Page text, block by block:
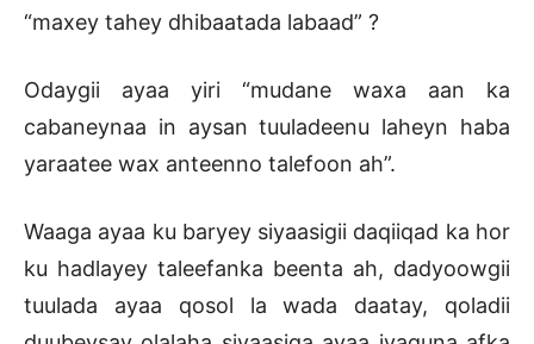
“maxey tahey dhibaatada labaad” ?
Odaygii ayaa yiri “mudane waxa aan ka
cabaneynaa in aysan tuuladeenu laheyn haba
yaraatee wax anteenno talefoon ah”.
Waaga ayaa ku baryey siyaasigii daqiiqad ka hor
ku hadlayey taleefanka beenta ah, dadyoowgii
tuulada ayaa qosol la wada daatay, qoladii